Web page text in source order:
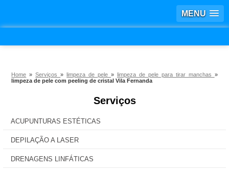
MENU
Home »Serviços»limpeza de pele» limpeza de pele para tirar manchas »
limpeza de pele com peeling de cristal Vila Fernanda
Serviços
ACUPUNTURAS ESTÉTICAS
DEPILAÇÃO A LASER
DRENAGENS LINFÁTICAS